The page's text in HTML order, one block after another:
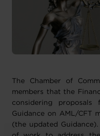
The Chamber of
members that the
considering
Guidance on AML/CFT
(the updated